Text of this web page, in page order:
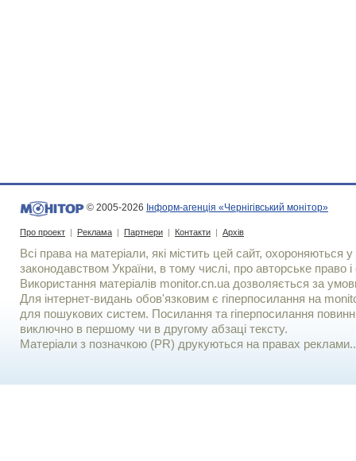
© 2005-2026 Інформ-агенція «Чернігівський монітор»
Про проект | Реклама | Партнери | Контакти | Архів
Всі права на матеріали, які містить цей сайт, охороняються у
законодавством України, в тому числі, про авторське право і
Використання матерiалiв monitor.cn.ua дозволяється за
Для iнтернет-видань обов'язковим є гiперпосилання на
для пошукових систем. Посилання та гіперпосилання
виключно в першому чи в другому абзаці тексту.
Матеріали з позначкою (PR) друкуються на правах реклами..